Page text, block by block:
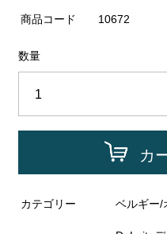
商品コード 10672
数量
カ
カテゴリー ベルギー/